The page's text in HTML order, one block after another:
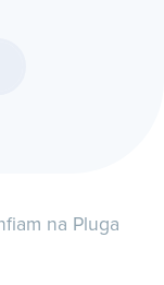
na Pluga